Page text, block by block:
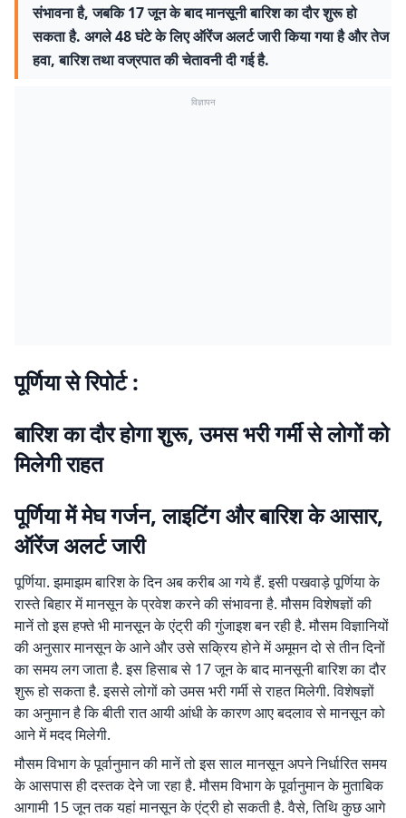
संभावना है, जबकि 17 जून के बाद मानसूनी बारिश का दौर शुरू हो
सकता है. अगले 48 घंटे के लिए ऑरेंज अलर्ट जारी किया गया है और तेज
हवा, बारिश तथा वज्रपात की चेतावनी दी गई है.
विज्ञापन
पूर्णिया से रिपोर्ट :
बारिश का दौर होगा शुरू, उमस भरी गर्मी से लोगों को
मिलेगी राहत
पूर्णिया में मेघ गर्जन, लाइटिंग और बारिश के आसार,
ऑरेंज अलर्ट जारी
पूर्णिया. झमाझम बारिश के दिन अब करीब आ गये हैं. इसी पखवाड़े पूर्णिया के
रास्ते बिहार में मानसून के प्रवेश करने की संभावना है. मौसम विशेषज्ञों की
मानें तो इस हफ्ते भी मानसून के एंट्री की गुंजाइश बन रही है. मौसम विज्ञानियों
की अनुसार मानसून के आने और उसे सक्रिय होने में अमूमन दो से तीन दिनों
का समय लग जाता है. इस हिसाब से 17 जून के बाद मानसूनी बारिश का दौर
शुरू हो सकता है. इससे लोगों को उमस भरी गर्मी से राहत मिलेगी. विशेषज्ञों
का अनुमान है कि बीती रात आयी आंधी के कारण आए बदलाव से मानसून को
आने में मदद मिलेगी.
मौसम विभाग के पूर्वानुमान की मानें तो इस साल मानसून अपने निर्धारित समय
के आसपास ही दस्तक देने जा रहा है. मौसम विभाग के पूर्वानुमान के मुताबिक
आगामी 15 जून तक यहां मानसून के एंट्री हो सकती है. वैसे, तिथि कुछ आगे